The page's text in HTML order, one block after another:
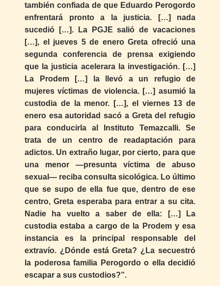
también confiada de que Eduardo Perogordo
enfrentará pronto a la justicia. […] nada
sucedió […]. La PGJE salió de vacaciones
[…], el jueves 5 de enero Greta ofreció una
segunda conferencia de prensa exigiendo
que la justicia acelerara la investigación. […]
La Prodem […] la llevó a un refugio de
mujeres víctimas de violencia. […] asumió la
custodia de la menor. […], el viernes 13 de
enero esa autoridad sacó a Greta del refugio
para conducirla al Instituto Temazcalli. Se
trata de un centro de readaptación para
adictos. Un extraño lugar, por cierto, para que
una menor —presunta víctima de abuso
sexual— reciba consulta sicológica. Lo último
que se supo de ella fue que, dentro de ese
centro, Greta esperaba para entrar a su cita.
Nadie ha vuelto a saber de ella: […] La
custodia estaba a cargo de la Prodem y esa
instancia es la principal responsable del
extravío. ¿Dónde está Greta? ¿La secuestró
la poderosa familia Perogordo o ella decidió
escapar a sus custodios?”.